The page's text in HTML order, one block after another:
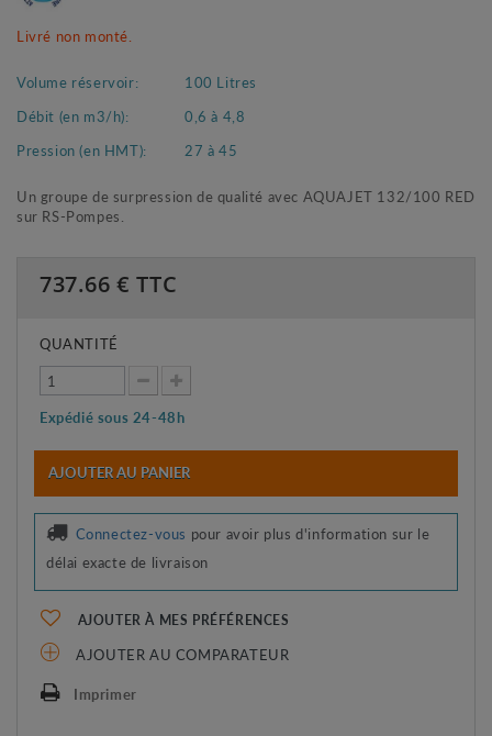
Livré non monté.
Volume réservoir:
100 Litres
Débit (en m3/h):
0,6 à 4,8
Pression (en HMT):
27 à 45
Un groupe de surpression de qualité avec AQUAJET 132/100 RED
sur RS-Pompes.
737.66 € TTC
QUANTITÉ
Expédié sous 24-48h
AJOUTER AU PANIER
Connectez-vous pour avoir plus d'information sur le
délai exacte de livraison
AJOUTER À MES PRÉFÉRENCES
AJOUTER AU COMPARATEUR
Imprimer